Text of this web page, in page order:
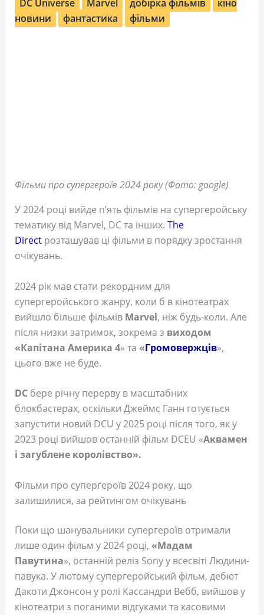
DC Universe Marvel добірка фільмів
кіно
новини
фантастика фільми
Фільми про супергероїв 2024 року (Фото: google)
У 2024 році вийде п’ять фільмів на супергеройську
тематику від Marvel, DC та інших. The
Directрозташував ці фільми в порядку зростання
очікувань.
2024 рік мав стати рекордним для
супергеройського жанру, коли б в кінотеатрах
вийшло більше фільмів Marvel, ніж будь-коли. Але
після низки затримок, зокрема з виходом
«Капітана Америка 4» та «Громовержців»,
цього вже не буде.
DC бере річну перерву в масштабних
блокбастерах, оскільки Джеймс Ганн готується
запустити новий DCU у 2025 році після того, як у
2023 році вийшов останній фільм DCEU «Аквамен
і загублене королівство».
Фільми про супергероїв 2024 року, що
залишилися, за рейтингом очікувань
Поки що шанувальники супергероїв отримали
лише один фільм у 2024 році, «Мадам
Павутина», останній реліз Sony у всесвіті Людини-
павука. У лютому супергеройський фільм, дебют
Дакоти Джонсон у ролі Кассандри Вебб, вийшов у
кінотеатри з поганими відгуками та касовими